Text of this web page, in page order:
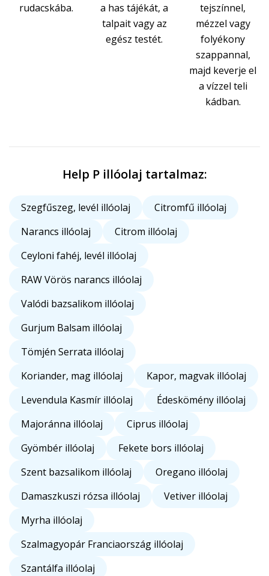
rudacskába.
a has tájékát, a
talpait vagy az
egész testét.
tejszínnel,
mézzel vagy
folyékony
szappannal,
majd keverje el
a vízzel teli
kádban.
Help P illóolaj tartalmaz:
Szegfűszeg, levél illóolaj
Citromfű illóolaj
Narancs illóolaj
Citrom illóolaj
Ceyloni fahéj, levél illóolaj
RAW Vörös narancs illóolaj
Valódi bazsalikom illóolaj
Gurjum Balsam illóolaj
Tömjén Serrata illóolaj
Koriander, mag illóolaj
Kapor, magvak illóolaj
Levendula Kasmír illóolaj
Édeskömény illóolaj
Majoránna illóolaj
Ciprus illóolaj
Gyömbér illóolaj
Fekete bors illóolaj
Szent bazsalikom illóolaj
Oregano illóolaj
Damaszkuszi rózsa illóolaj
Vetiver illóolaj
Myrha illóolaj
Szalmagyopár Franciaország illóolaj
Szantálfa illóolaj